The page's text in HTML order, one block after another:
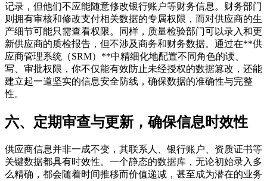
记录，但他们不应能随意修改银行账户等财务信息。财务部门
则拥有审核和修改支付相关数据的专属权限，而对供应商的生
产细节可能只需查看权限。同样，质量检验部门可以录入和更
新供应商的质检报告，但不涉及商务和财务数据。通过在**供
应商管理系统（SRM）**中精细化地配置不同角色的读、
写、审批权限，你不仅能有效防止未经授权的数据篡改，还能
建立起一道坚实的信息安全防线，确保数据的准确性与完整
性。
六、定期审查与更新，确保信息时效性
供应商信息并非一成不变，其联系人、银行账户、资质证书等
关键数据都具有时效性。一个静态的数据库，无论初始录入多
么精确，都会随着时间推移而价值递减，甚至成为潜在的业务